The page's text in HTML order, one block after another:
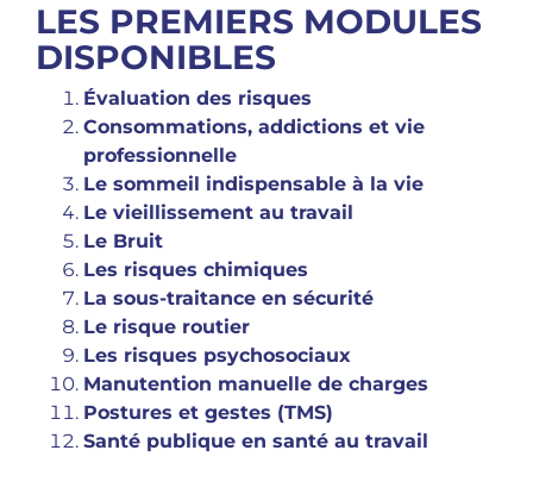
LES PREMIERS MODULES
DISPONIBLES
Évaluation des risques
Consommations, addictions et vie
professionnelle
Le sommeil indispensable à la vie
Le vieillissement au travail
Le Bruit
Les risques chimiques
La sous-traitance en sécurité
Le risque routier
Les risques psychosociaux
Manutention manuelle de charges
Postures et gestes (TMS)
Santé publique en santé au travail